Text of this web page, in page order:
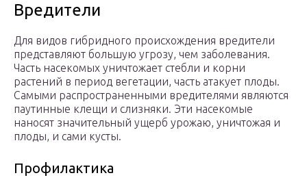
Вредители
Для видов гибридного происхождения вредители
представляют большую угрозу, чем заболевания.
Часть насекомых уничтожает стебли и корни
растений в период вегетации, часть атакует плоды.
Самыми распространенными вредителями являются
паутинные клещи и слизняки. Эти насекомые
наносят значительный ущерб урожаю, уничтожая и
плоды, и сами кусты.
Профилактика